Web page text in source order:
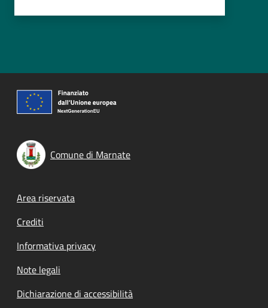
Comune di Marnate
Footer menu
Area riservata
Crediti
Informativa privacy
Note legali
Dichiarazione di accessibilità